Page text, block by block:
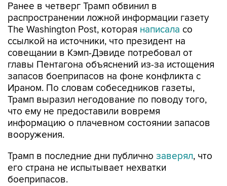
Ранее в четверг Трамп обвинил в
распространении ложной информации газету
The Washington Post, которая написала со
ссылкой на источники, что президент на
совещании в Кэмп-Дэвиде потребовал от
главы Пентагона объяснений из-за истощения
запасов боеприпасов на фоне конфликта с
Ираном. По словам собеседников газеты,
Трамп выразил негодование по поводу того,
что ему не предоставили вовремя
информацию о плачевном состоянии запасов
вооружения.
Трамп в последние дни публично заверял, что
его страна не испытывает нехватки
боеприпасов.